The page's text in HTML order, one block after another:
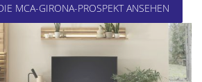
MCA-GIRONA-PROSPEKT ANSEHEN